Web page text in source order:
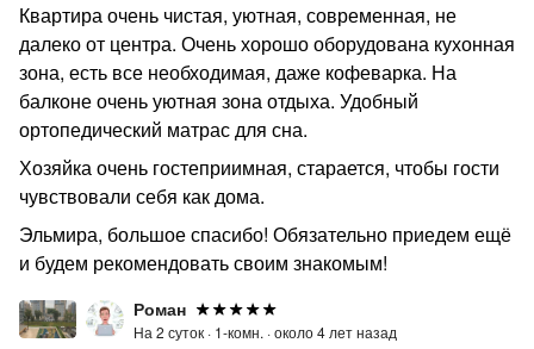
Квартира очень чистая, уютная, современная, не
далеко от центра. Очень хорошо оборудована кухонная
зона, есть все необходимая, даже кофеварка. На
балконе очень уютная зона отдыха. Удобный
ортопедический матрас для сна.
Хозяйка очень гостеприимная, старается, чтобы гости
чувствовали себя как дома.
Эльмира, большое спасибо! Обязательно приедем ещё
и будем рекомендовать своим знакомым!
Роман
На 2 суток · 1-комн. ·около 4 лет назад